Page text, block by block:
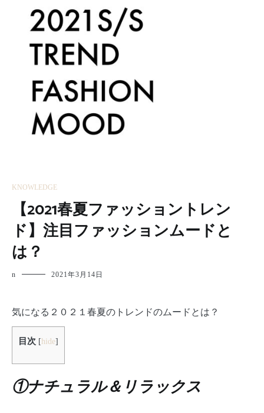
KNOWLEDGE
【2021春夏ファッショントレン
ド】注目ファッションムードと
は？
n 2021年3月14日
気になる２０２１春夏のトレンドのムードとは？
目次 [ hide]
①ナチュラル＆リラックス